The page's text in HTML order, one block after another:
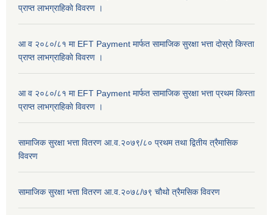
प्राप्त लाभग्राहिकाे विवरण ।
आ व २०८०/८१ मा EFT Payment मार्फत सामाजिक सुरक्षा भत्ता दोस्रो किस्ता
प्राप्त लाभग्राहिकाे विवरण ।
आ व २०८०/८१ मा EFT Payment मार्फत सामाजिक सुरक्षा भत्ता प्रथम किस्ता
प्राप्त लाभग्राहिकाे विवरण ।
सामाजिक सुरक्षा भत्ता वितरण आ.व.२०७९/८० प्रथम तथा द्वितीय त्रैमासिक
विवरण
सामाजिक सुरक्षा भत्ता वितरण आ.व.२०७८/७९ चौथो त्रैमसिक विवरण